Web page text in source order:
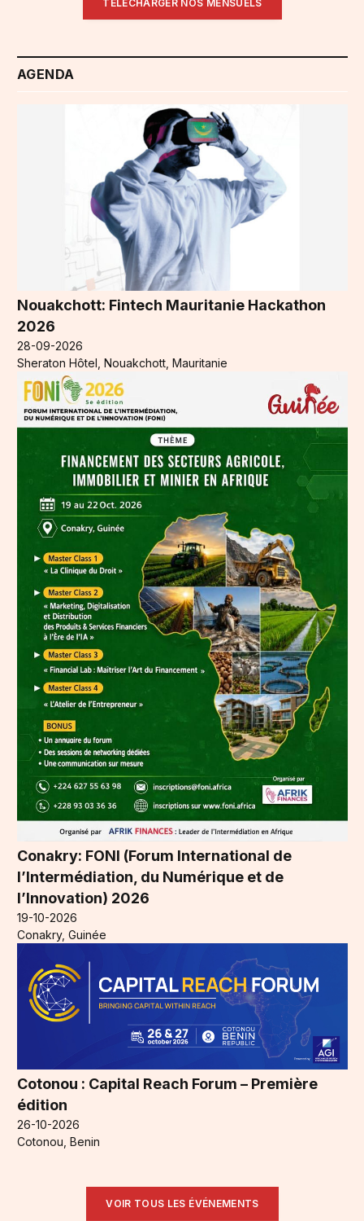
TÉLÉCHARGER NOS MENSUELS
AGENDA
Nouakchott: Fintech Mauritanie Hackathon
2026
28-09-2026
Sheraton Hôtel, Nouakchott, Mauritanie
Conakry: FONI (Forum International de
l’Intermédiation, du Numérique et de
l’Innovation) 2026
19-10-2026
Conakry, Guinée
Cotonou : Capital Reach Forum – Première
édition
26-10-2026
Cotonou, Benin
VOIR TOUS LES ÉVÉNEMENTS